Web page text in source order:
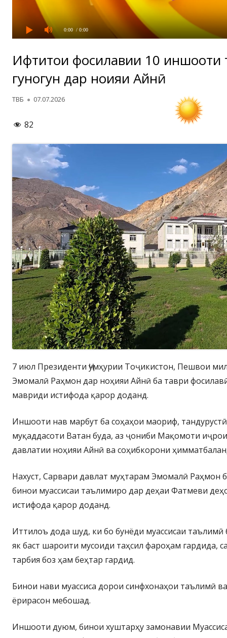
0:00 / 0:00
Ифтитоҳи фосилавии 10 иншооти
гуногун дар ноҳияи Айнӣ
Автор
ТВБ Опубликовано
07.07.2026
82
7 июл Президенти Ҷумҳурии Тоҷикистон, Пешвои
Эмомалӣ Раҳмон дар ноҳияи Айнӣ ба таври
мавриди истифода қарор доданд.
Иншооти нав марбут ба соҳаҳои маориф,
муқаддасоти Ватан буда, аз ҷониби Мақомоти
давлатии ноҳияи Айнӣ ва соҳибкорони
Нахуст, Сарвари давлат муҳтарам Эмомалӣ Раҳмон
бинои муассисаи таълимиро дар деҳаи Фатмеви
истифода қарор доданд.
Иттилоъ дода шуд, ки бо бунёди муассисаи таълимӣ
як баст шароити мусоиди таҳсил фароҳам гардида,
тарбия боз ҳам беҳтар гардид.
Бинои нави муассиса дорои синфхонаҳои таълимӣ
ёрирасон мебошад.
Иншооти дуюм, бинои хуштарҳу замонавии